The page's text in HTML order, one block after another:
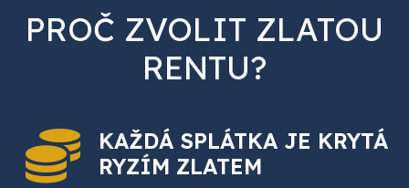
PROČ ZVOLIT ZLATOU
RENTU?
KAŽDÁ SPLÁTKA JE KRYTÁ
RYZÍM ZLATEM